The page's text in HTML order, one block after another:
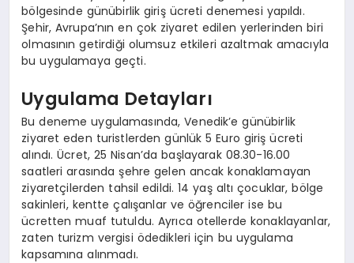
bölgesinde günübirlik giriş ücreti denemesi yapıldı.
Şehir, Avrupa’nın en çok ziyaret edilen yerlerinden biri
olmasının getirdiği olumsuz etkileri azaltmak amacıyla
bu uygulamaya geçti.
Uygulama Detayları
Bu deneme uygulamasında, Venedik’e günübirlik
ziyaret eden turistlerden günlük 5 Euro giriş ücreti
alındı. Ücret, 25 Nisan’da başlayarak 08.30-16.00
saatleri arasında şehre gelen ancak konaklamayan
ziyaretçilerden tahsil edildi. 14 yaş altı çocuklar, bölge
sakinleri, kentte çalışanlar ve öğrenciler ise bu
ücretten muaf tutuldu. Ayrıca otellerde konaklayanlar,
zaten turizm vergisi ödedikleri için bu uygulama
kapsamına alınmadı.